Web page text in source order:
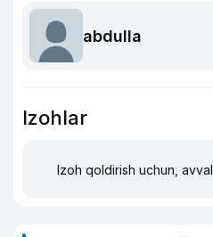
abdulla
Izohlar
Izoh qoldirish uchun, avval